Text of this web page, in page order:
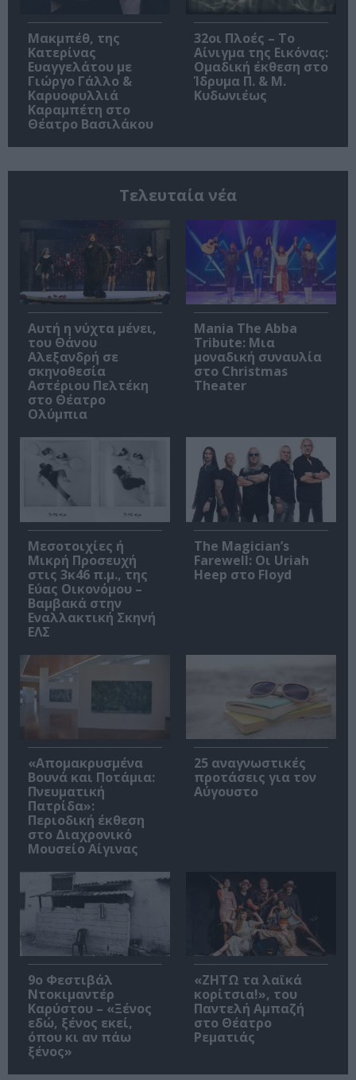
Μακμπέθ, της
Κατερίνας
Ευαγγελάτου με
Γιώργο Γάλλο &
Καρυοφυλλιά
Καραμπέτη στο
Θέατρο Βασιλάκου
32οι Πλοές – Το
Αίνιγμα της Εικόνας:
Ομαδική έκθεση στο
Ίδρυμα Π. & Μ.
Κυδωνιέως
Τελευταία νέα
Αυτή η νύχτα μένει,
του Θάνου
Αλεξανδρή σε
σκηνοθεσία
Αστέριου Πελτέκη
στο Θέατρο
Ολύμπια
Mania The Abba
Tribute: Μια
μοναδική συναυλία
στο Christmas
Theater
Μεσοτοιχίες ή
Μικρή Προσευχή
στις 3κ46 π.μ., της
Εύας Οικονόμου –
Βαμβακά στην
Εναλλακτική Σκηνή
ΕΛΣ
The Magician’s
Farewell: Οι Uriah
Heep στο Floyd
«Απομακρυσμένα
Βουνά και Ποτάμια:
Πνευματική
Πατρίδα»:
Περιοδική έκθεση
στο Διαχρονικό
Μουσείο Αίγινας
25 αναγνωστικές
προτάσεις για τον
Αύγουστο
9ο Φεστιβάλ
Ντοκιμαντέρ
Καρύστου – «Ξένος
εδώ, ξένος εκεί,
όπου κι αν πάω
ξένος»
«ΖΗΤΩ τα λαϊκά
κορίτσια!», του
Παντελή Αμπαζή
στο Θέατρο
Ρεματιάς